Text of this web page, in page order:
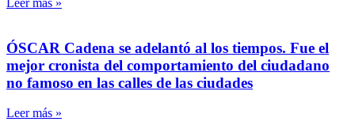
Leer más »
ÓSCAR Cadena se adelantó al los tiempos. Fue el
mejor cronista del comportamiento del ciudadano
no famoso en las calles de las ciudades
Leer más »